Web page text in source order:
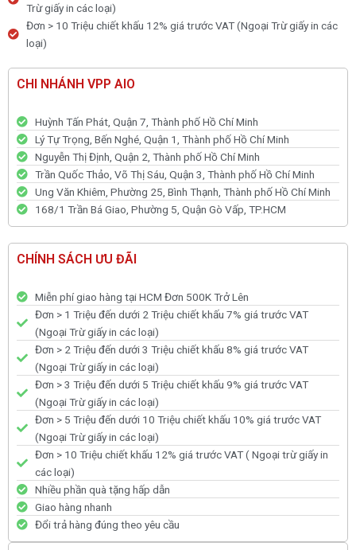
Trừ giấy in các loại)
Đơn > 10 Triệu chiết khấu 12% giá trước VAT (Ngoại Trừ giấy in các
loại)
CHI NHÁNH VPP AIO
Huỳnh Tấn Phát, Quận 7, Thành phố Hồ Chí Minh
Lý Tự Trọng, Bến Nghé, Quận 1, Thành phố Hồ Chí Minh
Nguyễn Thị Định, Quận 2, Thành phố Hồ Chí Minh
Trần Quốc Thảo, Võ Thị Sáu, Quận 3, Thành phố Hồ Chí Minh
Ung Văn Khiêm, Phường 25, Bình Thạnh, Thành phố Hồ Chí Minh
168/1 Trần Bá Giao, Phường 5, Quận Gò Vấp, TP.HCM
CHÍNH SÁCH ƯU ĐÃI
Miễn phí giao hàng tại HCM Đơn 500K Trở Lên
Đơn > 1 Triệu đến dưới 2 Triệu chiết khấu 7% giá trước VAT
(Ngoại Trừ giấy in các loại)
Đơn > 2 Triệu đến dưới 3 Triệu chiết khấu 8% giá trước VAT
(Ngoại Trừ giấy in các loại)
Đơn > 3 Triệu đến dưới 5 Triệu chiết khấu 9% giá trước VAT
(Ngoại Trừ giấy in các loại)
Đơn > 5 Triệu đến dưới 10 Triệu chiết khấu 10% giá trước VAT
(Ngoại Trừ giấy in các loại)
Đơn > 10 Triệu chiết khấu 12% giá trước VAT ( Ngoại trừ giấy in
các loại)
Nhiều phần quà tặng hấp dẫn
Giao hàng nhanh
Đổi trả hàng đúng theo yêu cầu